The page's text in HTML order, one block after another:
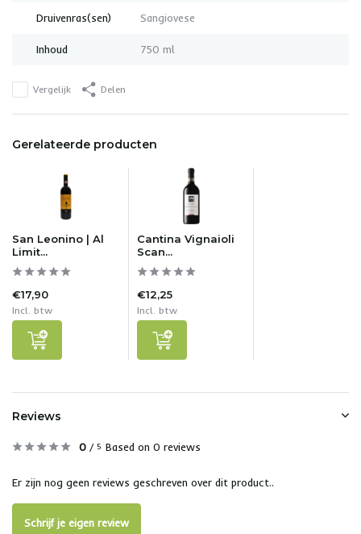
Druivenras(sen) Sangiovese
Inhoud 750 ml
Vergelijk Delen
Gerelateerde producten
San Leonino | Al
Limit...
€17,90
Incl. btw
Cantina Vignaioli
Scan...
€12,25
Incl. btw
Reviews
0 / 5 Based on 0 reviews
Er zijn nog geen reviews geschreven over dit product..
Schrijf je eigen review